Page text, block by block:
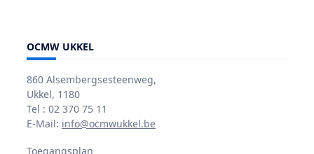
OCMW UKKEL
860 Alsembergsesteenweg,
Ukkel, 1180
Tel : 02 370 75 11
E-Mail: info@ocmwukkel.be
Toegangsplan